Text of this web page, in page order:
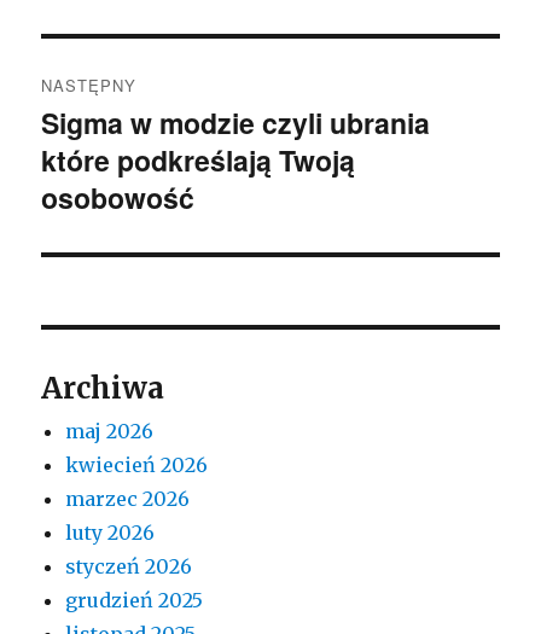
NASTĘPNY
Następny
wpis:
Sigma w modzie czyli ubrania
które podkreślają Twoją
osobowość
Archiwa
maj 2026
kwiecień 2026
marzec 2026
luty 2026
styczeń 2026
grudzień 2025